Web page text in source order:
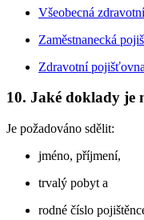
Všeobecná
Zaměstnanecká
Zdravotní
10. Jaké doklady je
Je požadováno sdělit:
jméno, příjmení,
trvalý pobyt a
rodné číslo